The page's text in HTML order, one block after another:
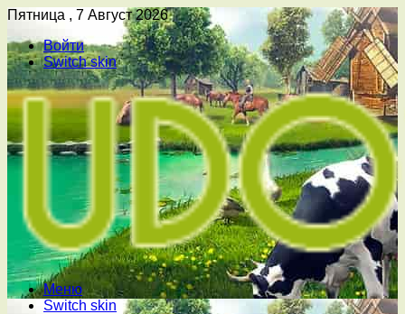
Пятница , 7 Август 2026
Войти
Switch skin
Меню
Switch skin